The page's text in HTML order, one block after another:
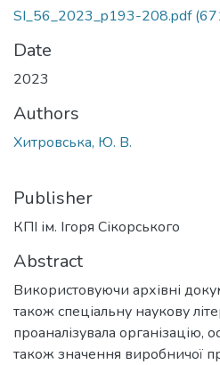
SI_56_2023_p193-208.pdf
Date
2023
Authors
Хитровська, Ю. В.
Publisher
КПІ ім. Ігоря Сікорського
Abstract
Використовуючи архівні
також спеціальну наукову
проаналізувала організацію,
також значення виробничої